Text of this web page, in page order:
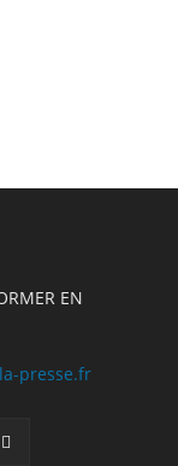
EN
presse.fr